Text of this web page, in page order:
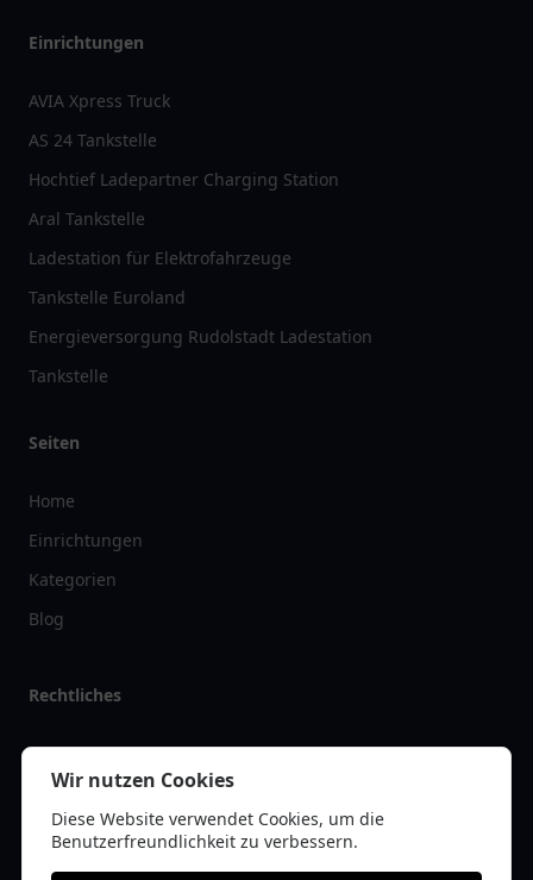
Einrichtungen
AVIA Xpress Truck
AS 24 Tankstelle
Hochtief Ladepartner Charging Station
Aral Tankstelle
Ladestation für Elektrofahrzeuge
Tankstelle Euroland
Energieversorgung Rudolstadt Ladestation
Tankstelle
Seiten
Home
Einrichtungen
Kategorien
Blog
Rechtliches
Impressum
Datenschutz
Kontakt
Wir nutzen Cookies
Diese Website verwendet Cookies, um die
Benutzerfreundlichkeit zu verbessern.